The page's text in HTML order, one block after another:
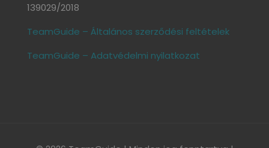
139029/2018
TeamGuide – Általános szerződési feltételek
TeamGuide – Adatvédelmi nyilatkozat